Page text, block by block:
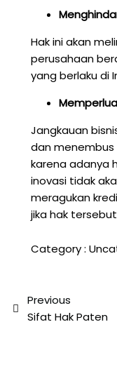
Hak ini akan
perusahaan
yang berlaku di
Jangkauan
dan
karena adanya
inovasi tidak
meragukan
jika hak
Category :
Previous
Sifat Hak Paten